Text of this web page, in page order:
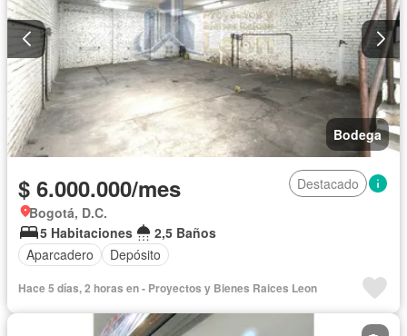
Bodega
$ 6.000.000/mes
Destacado
Bogotá, D.C.
5 Habitaciones
2,5 Baños
Aparcadero
Depósito
Hace 5 días, 2 horas en - Proyectos y Bienes Raices Leon